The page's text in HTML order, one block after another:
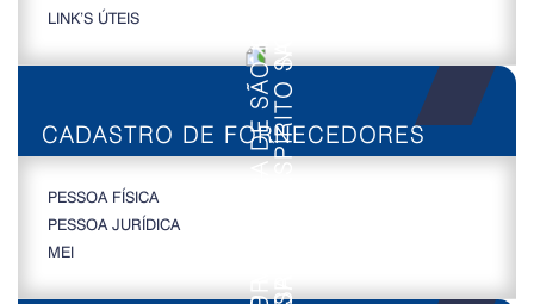
LINK’S ÚTEIS
CADASTRO DE FORNECEDORES
PESSOA FÍSICA
PESSOA JURÍDICA
MEI